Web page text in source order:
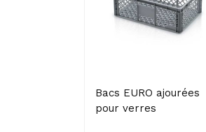
Bacs EURO ajourées
pour verres